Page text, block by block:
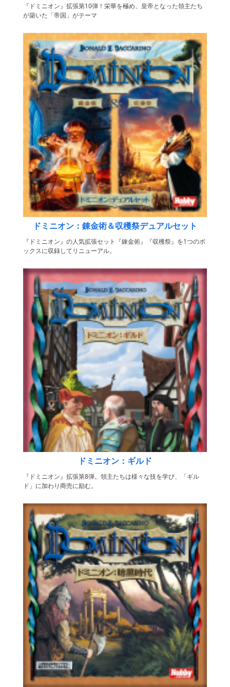
『ドミニオン』拡張第10弾！栄華を極め、皇帝となった領主たち
が築いた「帝国」がテーマ
ドミニオン：錬金術＆収穫祭デュアルセット
『ドミニオン』の人気拡張セット『錬金術』『収穫祭』を1つのボ
ックスに収録してリニューアル。
ドミニオン：ギルド
『ドミニオン』拡張第8弾。領主たちは様々な技を学び、「ギル
ド」に加わり商売に励む。